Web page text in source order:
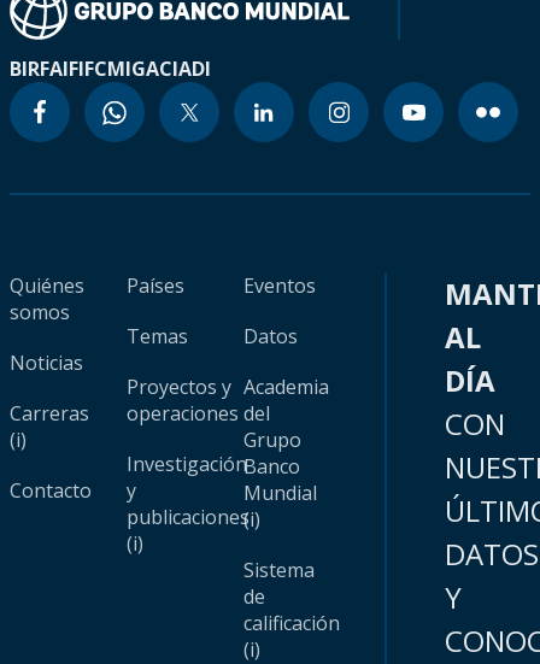
BIRFAIFIFCMIGACIADI
Quiénes
somos
Noticias
Carreras
(i)
Contacto
Países
Temas
Proyectos y
operaciones
Investigación
y
publicaciones
(i)
Eventos
Datos
Academia
del
Grupo
Banco
Mundial
(i)
Sistema
de
calificación
(i)
AL
DÍA
CON
DATOS
Y